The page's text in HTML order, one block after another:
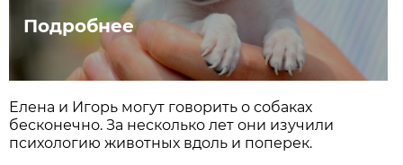
Подробнее
Елена и Игорь могут говорить о собаках
бесконечно. За несколько лет они изучили
психологию животных вдоль и поперек.